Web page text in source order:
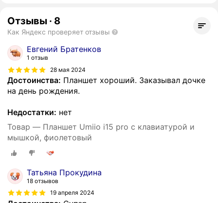
Отзывы · 8
Как Яндекс проверяет отзывы
Евгений Братенков
1 отзыв
28 мая 2024
Достоинства: Планшет хороший. Заказывал дочке
на день рождения.
Недостатки: нет
Товар — Планшет Umiio i15 pro с клавиатурой и
мышкой, фиолетовый
Татьяна Прокудина
18 отзывов
19 апреля 2024